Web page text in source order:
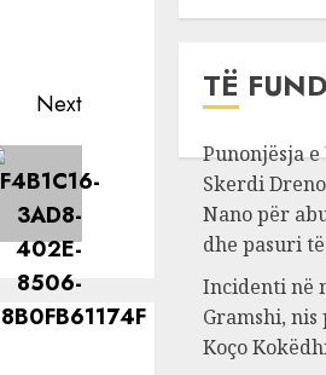
Next TË
Punonjësja
Skerdi
Nano për
dhe pasuri
Incidenti në
Gramshi,
Koço